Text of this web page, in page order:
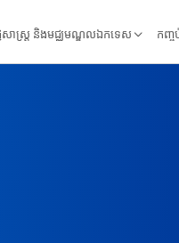
ជសាស្ត្រ និងមជ្ឈមណ្ឌលឯកទេស កញ្